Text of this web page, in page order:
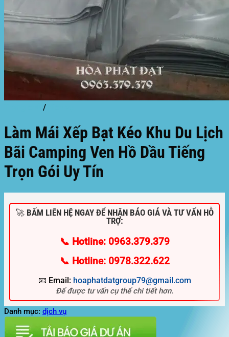
/
Làm Mái Xếp Bạt Kéo Khu Du Lịch
Bãi Camping Ven Hồ Dầu Tiếng
Trọn Gói Uy Tín
🚀 BẤM LIÊN HỆ NGAY ĐỂ NHẬN BÁO GIÁ VÀ TƯ VẤN HỖ
TRỢ:
📞 Hotline: 0963.379.379
📞 Hotline: 0978.322.622
📧 Email: hoaphatdatgroup79@gmail.com
Để được tư vấn cụ thể chi tiết hơn.
Danh mục: dịch vụ